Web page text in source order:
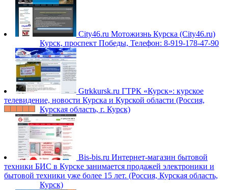
City46.ru Мотожизнь Курска (City46.ru)
Курск, проспект Победы, Телефон: 8-919-178-47-90
Gtrkkursk.ru ГТРК «Курск»: курское
телевидение, новости Курска и Курской области (Россия,
Курская область, г. Курск)
Bis-bis.ru Интернет-магазин бытовой
техники БИС в Курске занимается продажей электроники и
бытовой техники уже более 15 лет. (Россия, Курская область,
Курск)